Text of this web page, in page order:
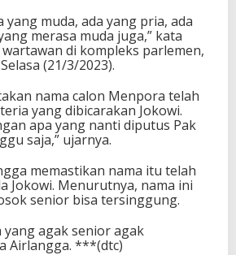
yang muda, ada yang pria, ada
merasa muda juga,” kata
di kompleks parlemen,
(21/3/2023).
nama calon Menpora telah
yang dibicarakan Jokowi.
apa yang nanti diputus Pak
saja,” ujarnya.
memastikan nama itu telah
Jokowi. Menurutnya, nama ini
senior bisa tersinggung.
yang agak senior agak
Airlangga. ***(dtc)